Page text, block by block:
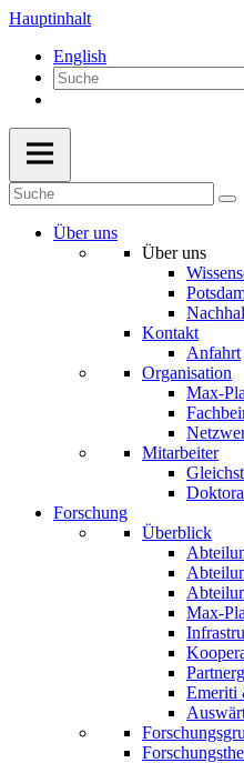
Hauptinhalt
English
Über uns
Über uns
Kontakt
Anfahrt
Organisation
Max-
Mitarbeiter
Forschung
Überblick
Max-
Emeriti